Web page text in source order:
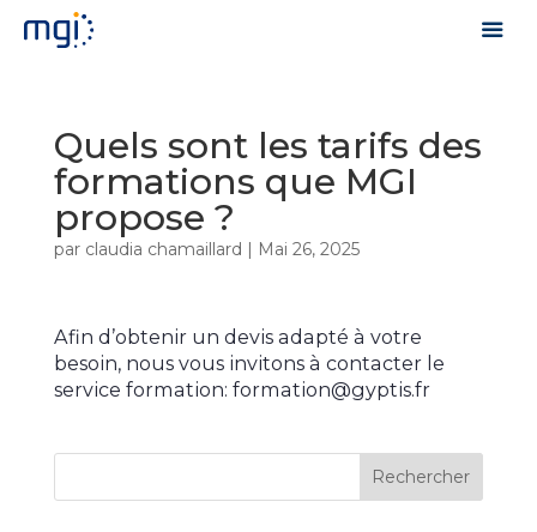
Quels sont les tarifs des
formations que MGI
propose ?
par claudia chamaillard | Mai 26, 2025
Afin d’obtenir un devis adapté à votre
besoin, nous vous invitons à contacter le
service formation: formation@gyptis.fr
Rechercher